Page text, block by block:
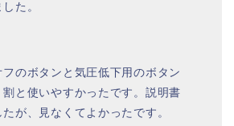
た。
のボタンと気圧低下用のボタン
割と使いやすかったです。説明書
が、見なくてよかったです。